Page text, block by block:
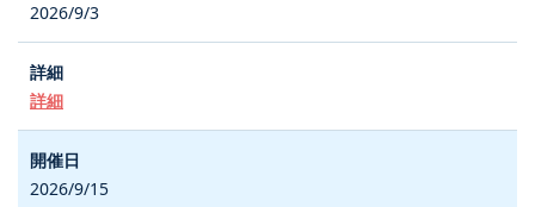
2026/9/3
詳細
2026/9/15